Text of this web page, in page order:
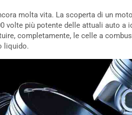
molta vita. La scoperta di un
più potente delle attuali auto a
completamente, le celle a
liquido.